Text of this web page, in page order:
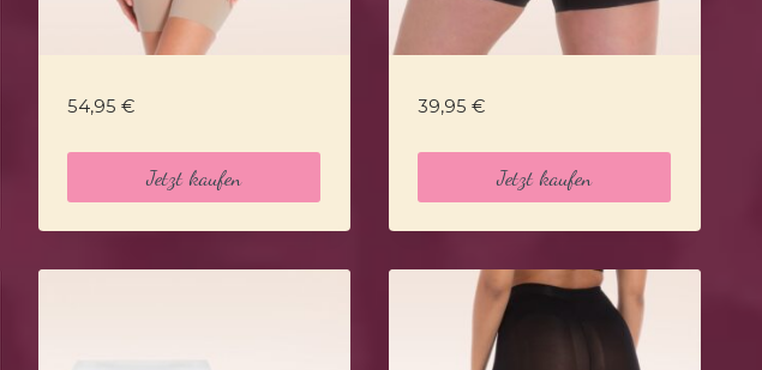
54,95€
Jetzt kaufen
39,95€
Jetzt kaufen